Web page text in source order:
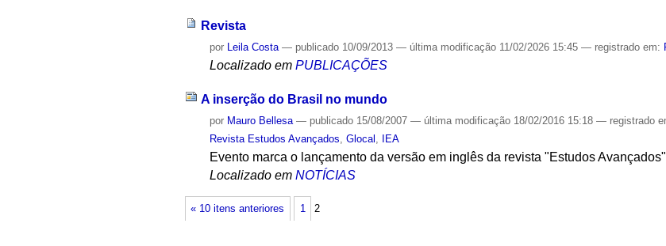
Revista
por Leila Costa — publicado 10/09/2013— última modificação 11/02/2026 15:45— registrado em:
Localizado em PUBLICAÇÕES
A inserção do Brasil no mundo
por Mauro Bellesa — publicado 15/08/2007— última modificação 18/02/2016 15:18— registrado
Revista Estudos Avançados ,Glocal IEA
Evento marca o lançamento da versão em inglês da revista "Estudos
Localizado em NOTÍCIAS
« 10 itens anteriores 1 2